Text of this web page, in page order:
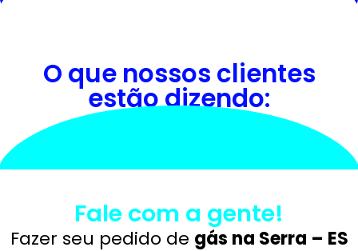
O que nossos clientes
estão dizendo:
Fale com a gente!
Fazer seu pedido de gás na Serra – ES